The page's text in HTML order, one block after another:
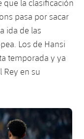
que la clasificación
pasa por sacar
ida de las
Los de Hansi
temporada y ya
Rey en su